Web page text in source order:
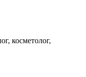
косметолог,